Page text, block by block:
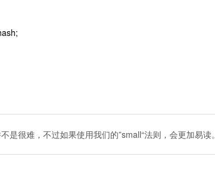
;
是很难，不过如果使用我们的”small“法则，会更加易读。